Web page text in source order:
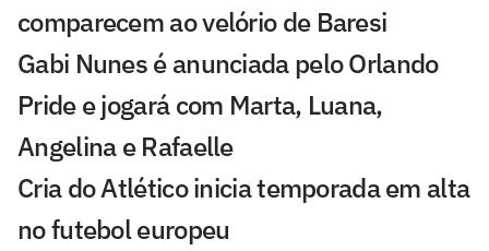
comparecem ao velório de Baresi
Gabi Nunes é anunciada pelo Orlando
Pride e jogará com Marta, Luana,
Angelina e Rafaelle
Cria do Atlético inicia temporada em alta
no futebol europeu